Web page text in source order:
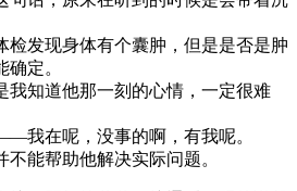
检发现身体有个囊肿，但是是否是肿
定。
我知道他那一刻的心情，一定很难
我在呢，没事的啊，有我呢。
能帮助他解决实际问题。